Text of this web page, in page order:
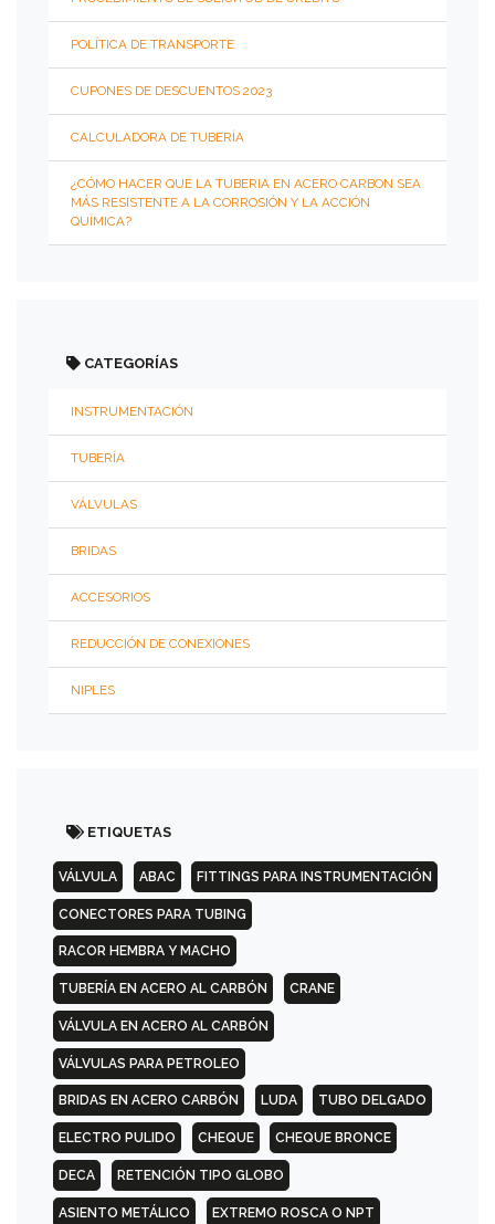
Opciones
POLÍTICA DE TRANSPORTE
CUPONES DE DESCUENTOS 2023
CALCULADORA DE TUBERÍA
¿CÓMO HACER QUE LA TUBERIA EN ACERO CARBON SEA
MÁS RESISTENTE A LA CORROSIÓN Y LA ACCIÓN
QUÍMICA?
CATEGORÍAS
INSTRUMENTACIÓN
TUBERÍA
VÁLVULAS
BRIDAS
ACCESORIOS
REDUCCIÓN DE CONEXIONES
NIPLES
ETIQUETAS
VÁLVULA ABAC FITTINGS PARA INSTRUMENTACIÓN
CONECTORES PARA TUBING
RACOR HEMBRA Y MACHO
TUBERÍA EN ACERO AL CARBÓN CRANE
VÁLVULA EN ACERO AL CARBÓN
VÁLVULAS PARA PETROLEO
BRIDAS EN ACERO CARBÓN LUDA TUBO DELGADO
ELECTRO PULIDO CHEQUE CHEQUE BRONCE
DECA RETENCIÓN TIPO GLOBO
ASIENTO METÁLICO EXTREMO ROSCA O NPT